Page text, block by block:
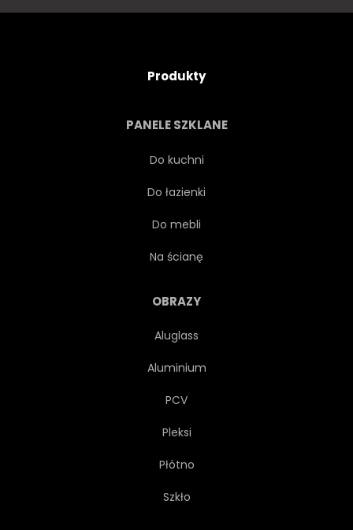
MOTYL ELFY
MIEJSCOWOŚĆ
Produkty
PANELE SZKLANE
Do kuchni
Do łazienki
Do mebli
Na ścianę
OBRAZY
Aluglass
Aluminium
PCV
Pleksi
Płótno
Szkło